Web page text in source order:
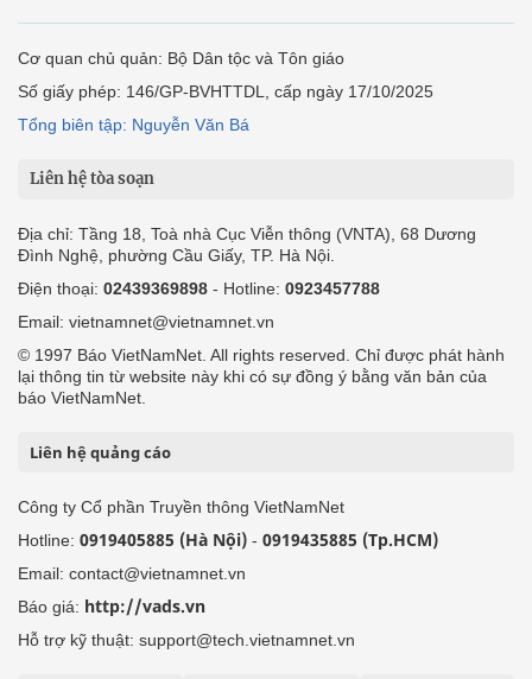
Cơ quan chủ quản: Bộ Dân tộc và Tôn giáo
Số giấy phép: 146/GP-BVHTTDL, cấp ngày 17/10/2025
Tổng biên tập: Nguyễn Văn Bá
Liên hệ tòa soạn
Địa chỉ: Tầng 18, Toà nhà Cục Viễn thông (VNTA), 68 Dương
Đình Nghệ, phường Cầu Giấy, TP. Hà Nội.
Điện thoại: 02439369898 - Hotline: 0923457788
Email: vietnamnet@vietnamnet.vn
© 1997 Báo VietNamNet. All rights reserved. Chỉ được phát hành
lại thông tin từ website này khi có sự đồng ý bằng văn bản của
báo VietNamNet.
Liên hệ quảng cáo
Công ty Cổ phần Truyền thông VietNamNet
Hotline: 0919405885 (Hà Nội) - 0919435885 (Tp.HCM)
Email: contact@vietnamnet.vn
Báo giá: http://vads.vn
Hỗ trợ kỹ thuật: support@tech.vietnamnet.vn